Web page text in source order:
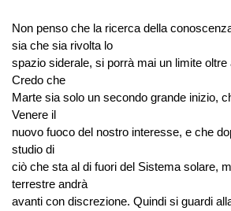
Non penso che la ricerca della
sia che sia rivolta lo
spazio siderale, si porrà mai un limite oltre
Credo che
Marte sia solo un secondo grande inizio,
Venere il
nuovo fuoco del nostro interesse, e che
studio di
ciò che sta al di fuori del Sistema solare,
terrestre andrà
avanti con discrezione. Quindi si guardi